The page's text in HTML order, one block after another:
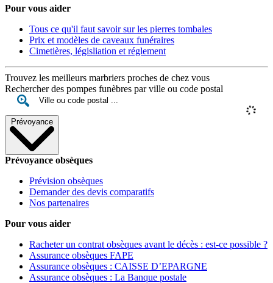
Pour vous aider
Tous ce qu'il faut savoir sur les pierres tombales
Prix et modèles de caveaux funéraires
Cimetières, législiation et réglement
Trouvez les meilleurs marbriers proches de chez vous
Rechercher des pompes funèbres par ville ou code postal
Prévoyance
Prévoyance obsèques
Prévision obsèques
Demander des devis comparatifs
Nos partenaires
Pour vous aider
Racheter un contrat obsèques avant le décès : est-ce possible ?
Assurance obsèques FAPE
Assurance obsèques : CAISSE D’EPARGNE
Assurance obsèques : La Banque postale